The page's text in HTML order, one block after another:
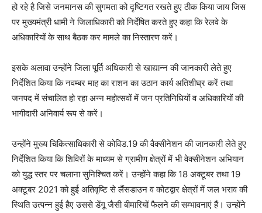
हो रहे है जिसे जनमानस की सुगमता को दृष्टिगत रखते हुए ठीक किया जाय जिस
पर मुख्यमंत्री धामी ने जिलाधिकारी को निर्देषित करते हुए कहा कि रेलवे के
अधिकारियों के साथ बैठक कर मामले का निस्तारण करें।
इसके अलावा उन्होंने जिला पूर्ति अधिकारी से खाद्यान्न की जानकारी लेते हुए
निर्देशित किया कि नवम्बर माह का राशन का उठान कार्य अतिशीघ्र करें तथा
जनपद में संचालित हो रहा अन्न महोत्सवों में जन प्रतिनिधियों व अधिकारियों की
भागीदारी अनिवार्य रूप से करें।
उन्होंने मुख्य चिकित्साधिकारी से कोविड.19 की वैक्सीनेशन की जानकारी लेते हुए
निर्देशित किया कि शिविरों के माध्यम से ग्रामीण क्षेत्रों में भी वेक्सीनेशन अभियान
को युद्ध स्तर पर चलाना सुनिश्चित करें। उन्होंने कहा कि 18 अक्टूबर तथा 19
अक्टूबर 2021 को हुई अतिवृष्टि से लैंसडाउन व कोटद्वार क्षेत्रों में जल भराव की
स्थिति उत्पन्न हुई हैए उससे डेंगू जैसी बीमारियों फैलने की सम्भावनाएं हैं। उन्होंने